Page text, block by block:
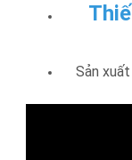
Sản